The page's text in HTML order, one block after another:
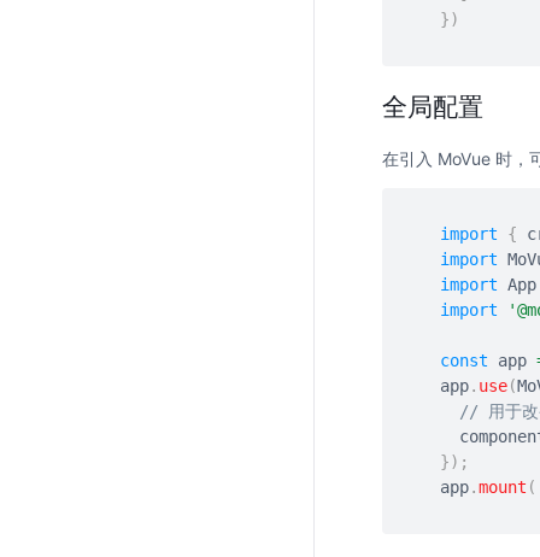
})
全局配置
在引入 MoVue 时，
import {
import
import
import
const app
app. use(
// 用于改
}) ;
app.mount (